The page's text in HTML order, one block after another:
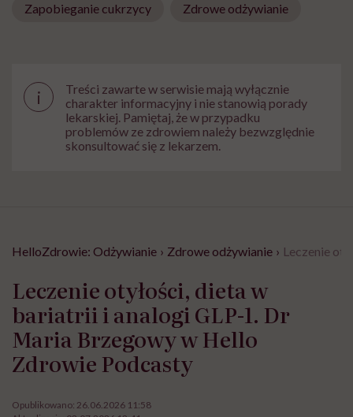
Zapobieganie cukrzycy Zdrowe odżywianie
i
Treści zawarte w serwisie mają wyłącznie
charakter informacyjny i nie stanowią porady
lekarskiej. Pamiętaj, że w przypadku
problemów ze zdrowiem należy bezwzględnie
skonsultować się z lekarzem.
HelloZdrowie: Odżywianie › Zdrowe odżywianie › Leczenie
Leczenie otyłości, dieta w
bariatrii i analogi GLP-1. Dr
Maria Brzegowy w Hello
Zdrowie Podcasty
Opublikowano: 26.06.2026 11:58